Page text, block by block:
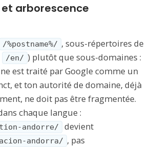
arborescence
/%postname%/ , sous-répertoires de
/en/ ) plutôt que sous-domaines :
est traité par Google comme un
et ton autorité de domaine, déjà
ne doit pas être fragmentée.
chaque langue :
andorre/ devient
andorra/ , pas